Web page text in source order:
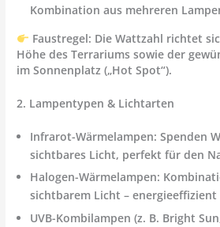
Kombination aus mehreren
Faustregel: Die Wattzahl richtet
Höhe des Terrariums sowie der
im Sonnenplatz („Hot Spot“).
2. Lampentypen & Lichtarten
Infrarot-Wärmelampen: Spenden
sichtbares Licht, perfekt für den
Halogen-Wärmelampen:
sichtbarem Licht –
UVB-Kombilampen (z. B. Bright